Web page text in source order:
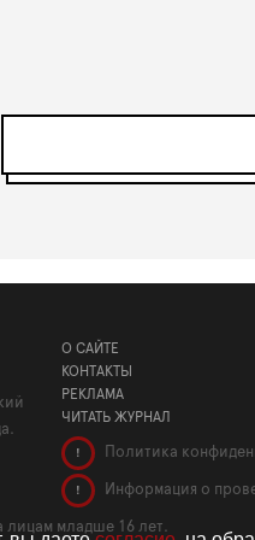
О САЙТЕ
КОНТАКТЫ
РЕКЛАМА
ЧИТАТЬ ЖУРНАЛ
! Политика
! Информация о
лицам младше 16 лет.